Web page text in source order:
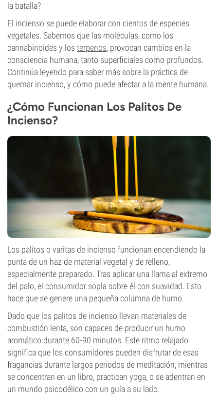
la batalla?
El incienso se puede elaborar con cientos de especies
vegetales. Sabemos que las moléculas, como los
cannabinoides y los terpenos, provocan cambios en la
consciencia humana, tanto superficiales como profundos.
Continúa leyendo para saber más sobre la práctica de
quemar incienso, y cómo puede afectar a la mente humana.
¿Cómo Funcionan Los Palitos De
Incienso?
Los palitos o varitas de incienso funcionan encendiendo la
punta de un haz de material vegetal y de relleno,
especialmente preparado. Tras aplicar una llama al extremo
del palo, el consumidor sopla sobre él con suavidad. Esto
hace que se genere una pequeña columna de humo.
Dado que los palitos de incienso llevan materiales de
combustión lenta, son capaces de producir un humo
aromático durante 60-90 minutos. Este ritmo relajado
significa que los consumidores pueden disfrutar de esas
fragancias durante largos períodos de meditación, mientras
se concentran en un libro, practican yoga, o se adentran en
un mundo psicodélico con un guía a su lado.